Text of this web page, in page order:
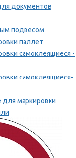
документов
подвесом
паллет
самоклеящиеся -
самоклеящиеся-
маркировки